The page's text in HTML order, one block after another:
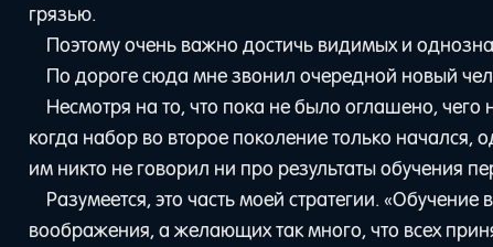
грязью.
Поэтому очень важно достичь видимых и
По дороге сюда мне звонил очередной новый
Несмотря на то, что пока не было оглашено, чего
когда набор во второе поколение только
им никто не говорил ни про результаты обучения
Разумеется, это часть моей стратегии.
воображения, а желающих так много, что всех